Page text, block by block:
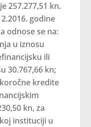
257.277,51 kn.
godine
odnose se na:
u iznosu
ili
30.767,66 kn;
kredite
kn, za
instituciji u